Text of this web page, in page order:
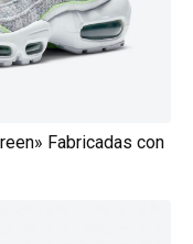
Fabricadas con